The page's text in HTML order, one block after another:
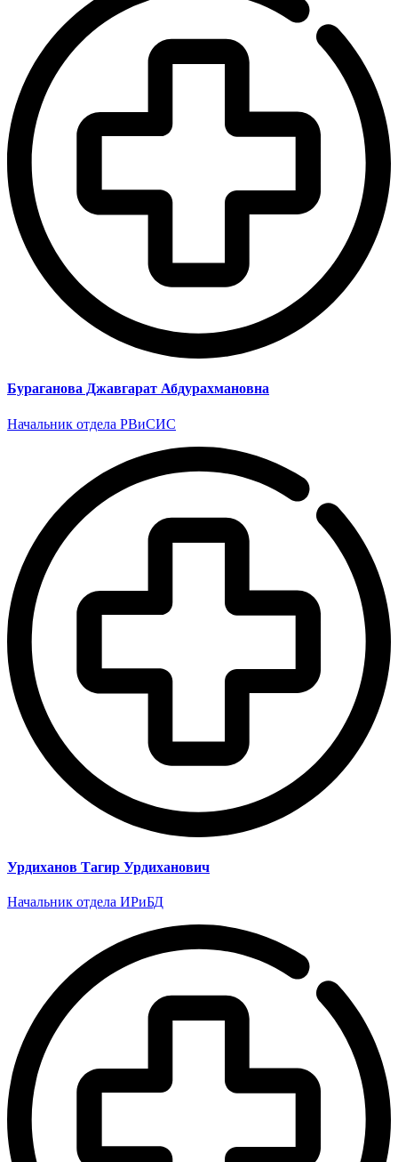
Бураганова Джавгарат Абдурахмановна
Начальник отдела РВиСИС
Урдиханов Тагир Урдиханович
Начальник отдела ИРиБД